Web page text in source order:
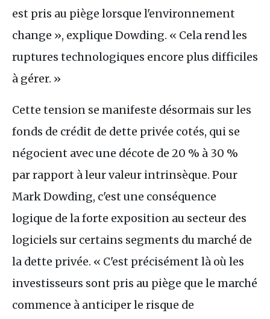
est pris au piège lorsque l'environnement
change », explique Dowding. « Cela rend les
ruptures technologiques encore plus difficiles
à gérer. »
Cette tension se manifeste désormais sur les
fonds de crédit de dette privée cotés, qui se
négocient avec une décote de 20 % à 30 %
par rapport à leur valeur intrinsèque. Pour
Mark Dowding, c'est une conséquence
logique de la forte exposition au secteur des
logiciels sur certains segments du marché de
la dette privée. « C'est précisément là où les
investisseurs sont pris au piège que le marché
commence à anticiper le risque de